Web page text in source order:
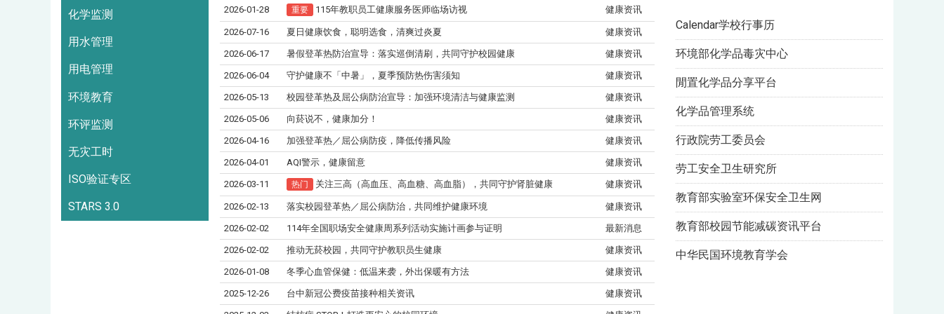
化学监测
用水管理
用电管理
环境教育
环评监测
无灾工时
ISO验证专区
STARS 3.0
2026-01-28 重要 115年教职员工健康服务医师临场访视 健康资讯
2026-07-16 夏日健康饮食，聪明选食，清爽过炎夏 健康资讯
2026-06-17 暑假登革热防治宣导：落实巡倒清刷，共同守护校园健康 健康资讯
2026-06-04 守护健康不「中暑」，夏季预防热伤害须知 健康资讯
2026-05-13 校园登革热及屈公病防治宣导：加强环境清洁与健康监测 健康资讯
2026-05-06 向菸说不，健康加分！ 健康资讯
2026-04-16 加强登革热／屈公病防疫，降低传播风险 健康资讯
2026-04-01 AQI警示，健康留意 健康资讯
2026-03-11 热门 关注三高（高血压、高血糖、高血脂），共同守护肾脏健康 健康资讯
2026-02-13 落实校园登革热／屈公病防治，共同维护健康环境 健康资讯
2026-02-02 114年全国职场安全健康周系列活动实施计画参与证明 最新消息
2026-02-02 推动无菸校园，共同守护教职员生健康 健康资讯
2026-01-08 冬季心血管保健：低温来袭，外出保暖有方法 健康资讯
2025-12-26 台中新冠公费疫苗接种相关资讯 健康资讯
Calendar学校行事历
环境部化学品毒灾中心
閒置化学品分享平台
化学品管理系统
行政院劳工委员会
劳工安全卫生研究所
教育部实验室环保安全卫生网
教育部校园节能减碳资讯平台
中华民国环境教育学会